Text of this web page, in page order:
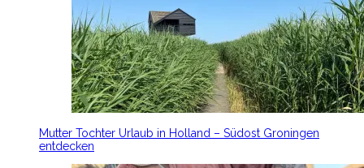
Mutter Tochter Urlaub in Holland – Südost Groningen
entdecken